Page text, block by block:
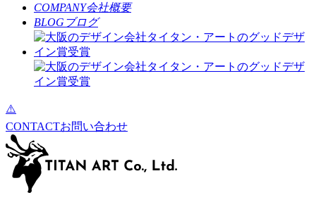
COMPANY会社概要
BLOG ブログ
CONTACTお問い合わせ